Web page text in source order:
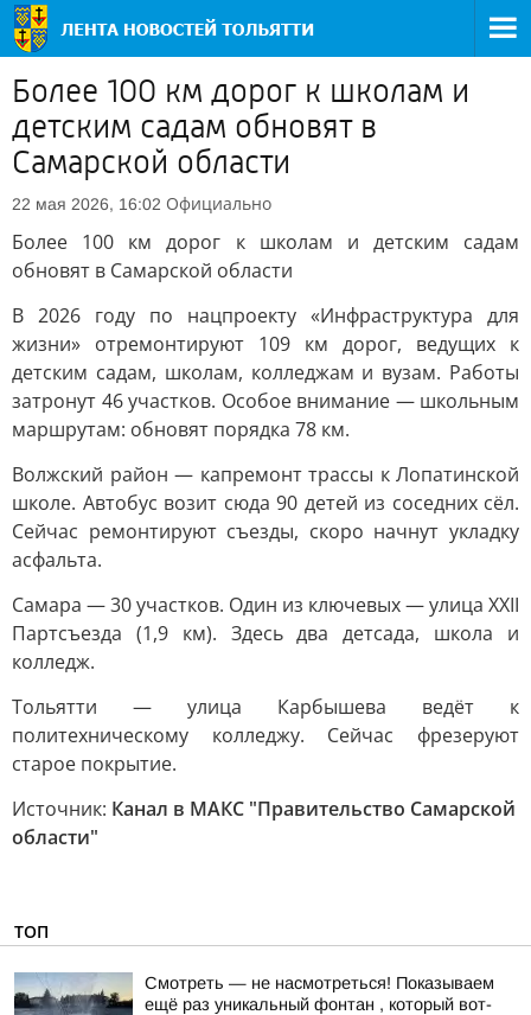
Более 100 км дорог к школам и
детским садам обновят в
Самарской области
22 мая 2026, 16:02 Официально
Более 100 км дорог к школам и детским садам
обновят в Самарской области
В 2026 году по нацпроекту «Инфраструктура для
жизни» отремонтируют 109 км дорог, ведущих к
детским садам, школам, колледжам и вузам. Работы
затронут 46 участков. Особое внимание — школьным
маршрутам: обновят порядка 78 км.
Волжский район — капремонт трассы к Лопатинской
школе. Автобус возит сюда 90 детей из соседних сёл.
Сейчас ремонтируют съезды, скоро начнут укладку
асфальта.
Самара — 30 участков. Один из ключевых — улица XXII
Партсъезда (1,9 км). Здесь два детсада, школа и
колледж.
Тольятти — улица Карбышева ведёт к
политехническому колледжу. Сейчас фрезеруют
старое покрытие.
Источник: Канал в МАКС "Правительство Самарской
области"
ТОП
Смотреть — не насмотреться! Показываем
ещё раз уникальный фонтан , который вот-